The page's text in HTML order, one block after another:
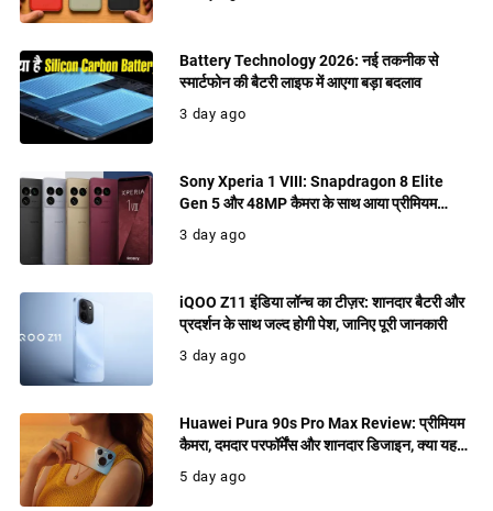
Battery Technology 2026: नई तकनीक से
स्मार्टफोन की बैटरी लाइफ में आएगा बड़ा बदलाव
3 day ago
Sony Xperia 1 VIII: Snapdragon 8 Elite
Gen 5 और 48MP कैमरा के साथ आया प्रीमियम
फ्लैगशिप, जानिए फीचर्स
3 day ago
iQOO Z11 इंडिया लॉन्च का टीज़र: शानदार बैटरी और
प्रदर्शन के साथ जल्द होगी पेश, जानिए पूरी जानकारी
3 day ago
Huawei Pura 90s Pro Max Review: प्रीमियम
कैमरा, दमदार परफॉर्मेंस और शानदार डिजाइन, क्या यह
खरीदने लायक फ्लैगशिप है?
5 day ago